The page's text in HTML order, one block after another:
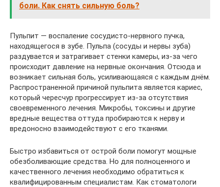
боли. Как снять сильную боль?
Пульпит — воспаление сосудисто-нервного пучка,
находящегося в зубе. Пульпа (сосуды и нервы зуба)
раздувается и затрагивает стенки камеры, из-за чего
происходит давление на нервные окончания. Отсюда и
возникает сильная боль, усиливающаяся с каждым днём.
Распространенной причиной пульпита является кариес,
который чересчур прогрессирует из-за отсутствия
своевременного лечения. Микробы, токсины и другие
вредные вещества оттуда пробираются к нерву и
вредоносно взаимодействуют с его тканями.
Быстро избавиться от острой боли помогут мощные
обезболивающие средства. Но для полноценного и
качественного лечения необходимо обратиться к
квалифицированным специалистам. Как стоматологи